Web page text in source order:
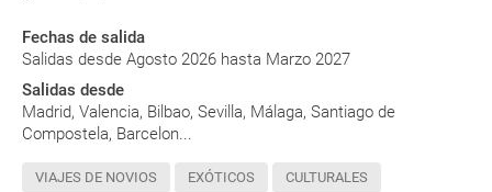
Fechas de salida
Salidas desde Agosto 2026 hasta Marzo 2027
Salidas desde
Madrid, Valencia, Bilbao, Sevilla, Málaga, Santiago de
Compostela, Barcelon...
VIAJES DE NOVIOS EXÓTICOS CULTURALES